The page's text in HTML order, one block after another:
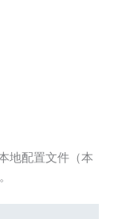
地配置文件（本